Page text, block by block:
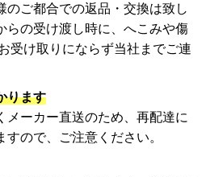
のご都合での返品・交換は致し
らの受け渡し時に、へこみや傷
受け取りにならず当社までご連
ります
メーカー直送のため、再配達に
ので、ご注意ください。